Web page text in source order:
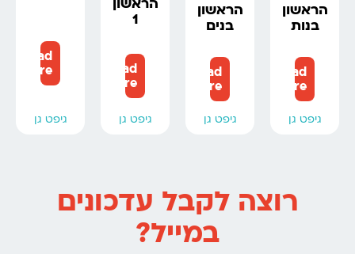
הראשון
בנות
Read
more
גיפט גן
הראשון
בנים
Read
more
גיפט גן
הראשון
1
Read
more
גיפט גן
Read
more
גיפט גן
רוצה לקבל עדכונים
במייל?